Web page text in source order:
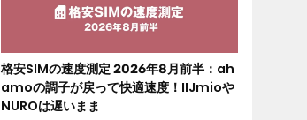
格安SIMの速度測定 2026年8月前半：ah
amoの調子が戻って快適速度！IIJmioや
NUROは遅いまま